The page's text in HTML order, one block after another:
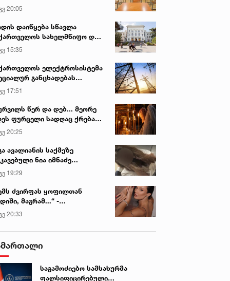
20:05
დაიწყება სწავლა
სახელმწიფო და
უნივერსიტეტებში
15:35
ელექტროსისტემა
განცხადებას
17:51
წერ და დებ... მეორე
ფურცელი სადღაც ქრება
სურვილი სრულდება...“ -
ტაძარი შიდა
20:25
ავალიანის საქმეზე
ნია იმნაძე
გადაჰყავთ
19:29
ძვირფას ყოფილთან
მაგრამ...“ -
პაიჭაძის
აღიარება
20:33
საგამოძიებო სამსახურმა
ფალსიფიცირებული